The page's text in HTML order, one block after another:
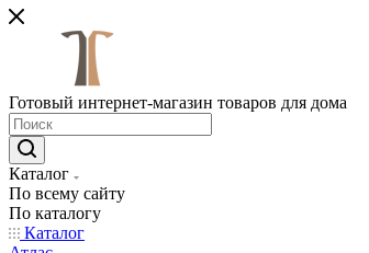
Готовый интернет-магазин товаров для дома
Каталог
По всему сайту
По каталогу
Каталог